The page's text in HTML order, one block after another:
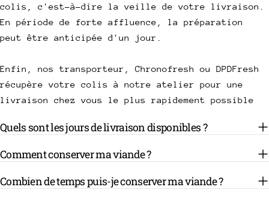
colis, c'est-à-dire la veille de votre livraison.
En période de forte affluence, la préparation
peut être anticipée d'un jour.
Enfin, nos transporteur, Chronofresh ou DPDFresh
récupère votre colis à notre atelier pour une
livraison chez vous le plus rapidement possible
Quels sont les jours de livraison disponibles ?
Comment conserver ma viande ?
Combien de temps puis-je conserver ma viande ?